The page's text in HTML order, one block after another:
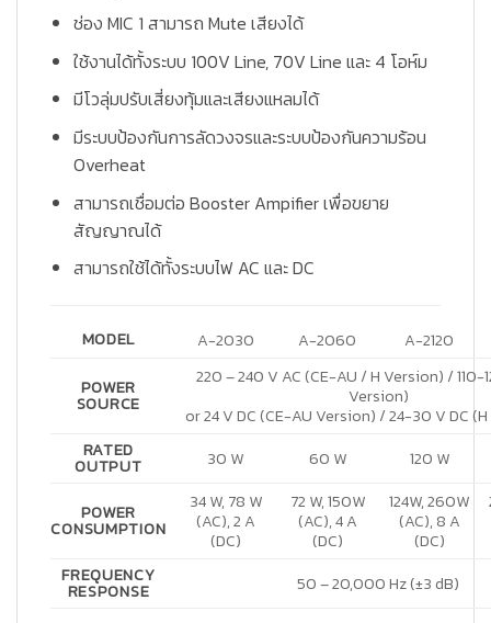
ช่อง MIC 1 สามารถ Mute เสียงได้
ใช้งานได้ทั้งระบบ 100V Line, 70V Line และ 4 โอห์ม
มีโวลุ่มปรับเสี่ยงทุ้มและเสียงแหลมได้
มีระบบป้องกันการลัดวงจรและระบบป้องกันความร้อน
Overheat
สามารถเชื่อมต่อ Booster Ampifier เพื่อขยาย
สัญญาณได้
สามารถใช้ได้ทั้งระบบไฟ AC และ DC
MODEL A-2030 A-2060
A-2120
POWER
SOURCE
220 – 240 V AC (CE-AU / H Version) / 110-
Version)
or 24 V DC (CE-AU Version) / 24-30 V DC
RATED
OUTPUT 30 W 60 W 120 W
POWER
CONSUMPTION
34 W, 78 W
(AC), 2 A
(DC)
72 W, 150W
(AC), 4 A
(DC)
124W, 260W
(AC), 8 A
(DC)
FREQUENCY
RESPONSE 50 – 20,000 Hz (±3 dB)